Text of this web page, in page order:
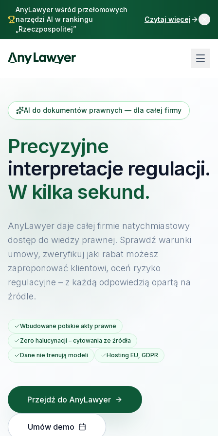
AnyLawyer wśród przełomowych
narzędzi AI w rankingu
„Rzeczpospolitej”
Czytaj więcej
AI do dokumentów prawnych — dla całej firmy
Precyzyjne
interpretacje regulacji.
W kilka sekund.
AnyLawyer daje całej firmie natychmiastowy
dostęp do wiedzy prawnej. Sprawdź warunki
umowy, zweryfikuj jaki rabat możesz
zaproponować klientowi, oceń ryzyko
regulacyjne – z każdą odpowiedzią opartą na
źródle.
Wbudowane polskie akty prawne
Zero halucynacji – cytowania ze źródła
Dane nie trenują modeli
Hosting EU, GDPR
Przejdź do AnyLawyer
Umów demo